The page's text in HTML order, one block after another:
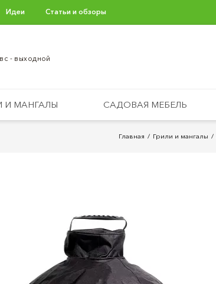
Идеи Статьи и обзоры
- выходной
И МАНГАЛЫ САДОВАЯ МЕБЕЛЬ
Главная Грили и мангалы